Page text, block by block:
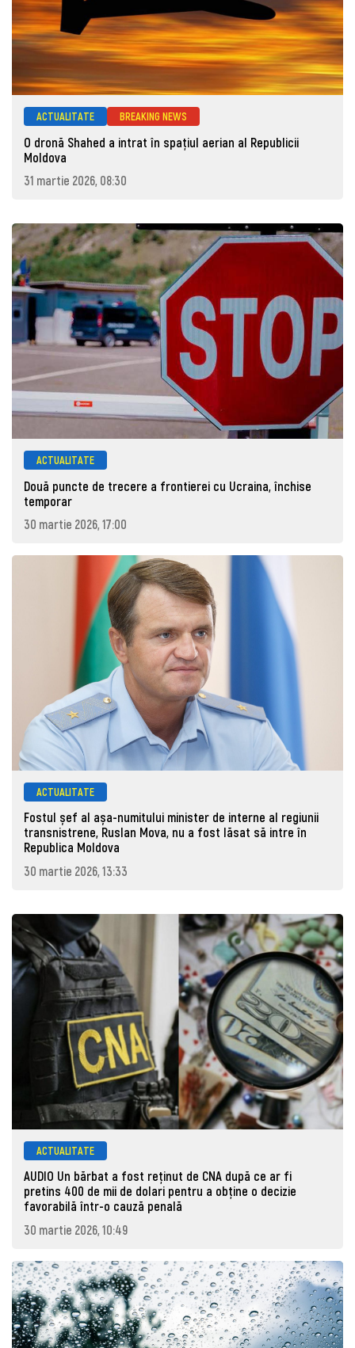
ACTUALITATE BREAKING NEWS
O dronă Shahed a intrat în spațiul aerian al Republicii
Moldova
31 martie 2026, 08:30
ACTUALITATE
Două puncte de trecere a frontierei cu Ucraina, închise
temporar
30 martie 2026, 17:00
ACTUALITATE
Fostul șef al așa-numitului minister de interne al regiunii
transnistrene, Ruslan Mova, nu a fost lăsat să intre în
Republica Moldova
30 martie 2026, 13:33
ACTUALITATE
AUDIO Un bărbat a fost reținut de CNA după ce ar fi
pretins 400 de mii de dolari pentru a obține o decizie
favorabilă într-o cauză penală
30 martie 2026, 10:49